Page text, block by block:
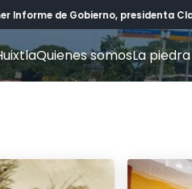
Informe de Gobierno, presidenta
Quienes somosLa